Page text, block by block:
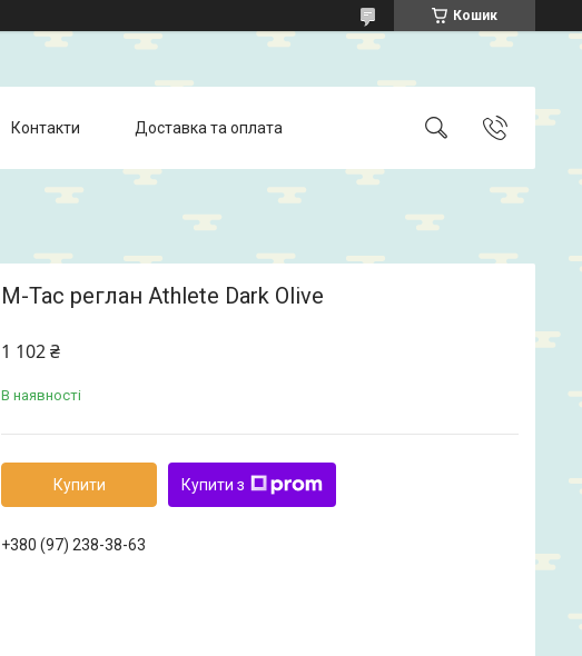
Кошик
Контакти Доставка та оплата
M-Tac реглан Athlete Dark Olive
1 102 ₴
В наявності
Купити Купити з
+380 (97) 238-38-63